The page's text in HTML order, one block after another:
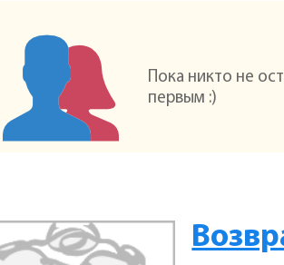
Пока никто не
первым :)